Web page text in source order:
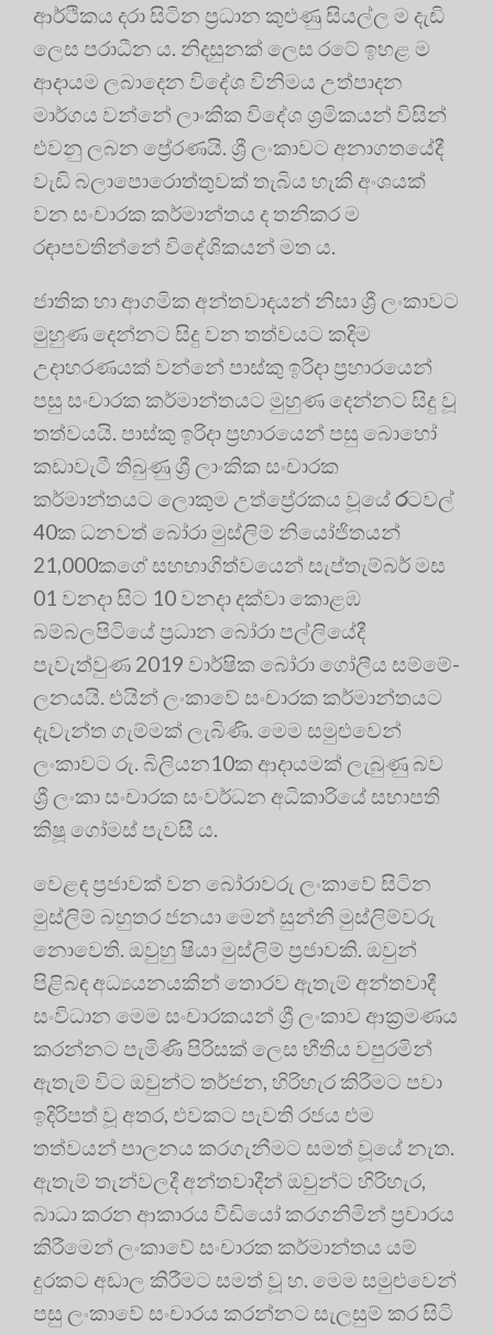
ආර්ථිකය දරා සිටින ප්‍රධාන කුළුණු සියල්ල ම දැඩි
ලෙස පරාධීන ය. නිදසුනක් ලෙස රටේ ඉහළ ම
ආදායම ලබාදෙන විදේශ විනිමය උත්පාදන
මාර්ගය වන්නේ ලාංකික විදේශ ශ්‍රමිකයන් විසින්
එවනු ලබන ප්‍රේරණයි. ශ්‍රී ලංකාවට අනාගතයේදී
වැඩි බලාපොරොත්තුවක් තැබිය හැකි අංශයක්
වන සංචාරක කර්මාන්තය ද තනිකර ම
රඳාපවතින්නේ විදේශිකයන් මත ය.
ජාතික හා ආගමික අන්තවාදයන් නිසා ශ්‍රී ලංකාවට
මුහුණ දෙන්නට සිදු වන තත්වයට කදිම
උදාහරණයක් වන්නේ පාස්කු ඉරිදා ප්‍රහාරයෙන්
පසු සංචාරක කර්මාන්තයට මුහුණ දෙන්නට සිදු වූ
තත්වයයි. පාස්කු ඉරිදා ප්‍රහාරයෙන් පසු බොහෝ
කඩාවැටී තිබුණු ශ්‍රී ලාංකික සංචාරක
කර්මාන්තයට ලොකුම උත්ප්‍රේරකය වූයේරට­වල්
40ක ධනවත් බෝරා මුස්ලිම් නියෝජිතයන්
21,000කගේ සහභාගිත්වයෙන් සැප්තැ­ම්බර් මස
01 වනදා සිට 10 වනදා දක්වා කොළ­ඹ
බම්බලපිටියේ ප්‍රධාන බෝරා පල්ලියේදී
පැවැත්වුණ 2019 වාර්ෂික බෝරා ගෝලීය සම්මේ­
ල­නයයි. එයින් ලංකාවේ සංචාරක කර්මාන්තයට
දැවැන්ත ගැම්මක් ලැබිණි. මෙම සමුළුවෙන්
ලංකාවට රු. බිලියන10ක ආදායමක් ලැබුණු බව
ශ්‍රී ලංකා සංචාරක සංවර්ධන අධිකාරියේ සභාපති
කිෂූ ගෝමස් පැවසී ය.
වෙළඳ ප්‍රජාවක් වන බෝරාවරු ලංකාවේ සිටින
මුස්ලිම් බහුතර ජනයා මෙන් සුන්නි මුස්ලිම්වරු
නොවෙති. ඔවුහු ෂියා මුස්ලිම් ප්‍රජාවකි. ඔවුන්
පිළිබඳ අධ්‍යයනයකින් තොරව ඇතැම් අන්තවාදී
සංවිධාන මෙම සංචාරකයන් ශ්‍රී ලංකාව ආක්‍රමණය
කරන්නට පැමිණි පිරිසක් ලෙස භීතිය වපුරමින්
ඇතැම් විට ඔවුන්ට තර්ජන, හිරිහැර කිරීමට පවා
ඉදිරිපත් වූ අතර, එවකට පැවති රජය එම
තත්වයන් පාලනය කරගැනීමට සමත් වූයේ නැත.
ඇතැම් තැන්වලදී අන්තවාදීන් ඔවුන්ට හිරිහැර,
බාධා කරන ආකාරය වීඩියෝ කරගනිමින් ප්‍රචාරය
කිරීමෙන් ලංකාවේ සංචාරක කර්මාන්තය යම්
දුරකට අඩාල කිරීමට සමත් වූ හ. මෙම සමුළුවෙන්
පසු ලංකාවේ සංචාරය කරන්නට සැලසුම් කර සිටි